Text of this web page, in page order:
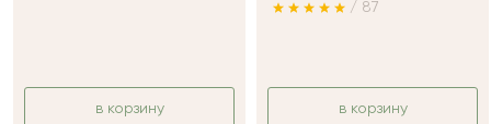
в корзину
/ 87
в корзину